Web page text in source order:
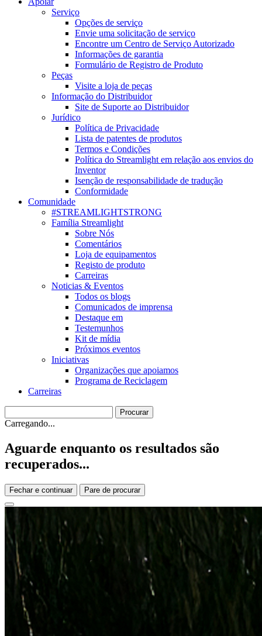
Serviço
Opções de serviço
Envie uma solicitação de serviço
Encontre um Centro de Serviço Autorizado
Informações de garantia
Formulário de Registro de Produto
Peças
Visite a loja de peças
Informação do Distribuidor
Site de Suporte ao Distribuidor
Jurídico
Política de Privacidade
Lista de patentes de produtos
Termos e Condições
Política do Streamlight em relação aos envios do
Inventor
Isenção de responsabilidade de tradução
Conformidade
Comunidade
#STREAMLIGHTSTRONG
Família Streamlight
Sobre Nós
Comentários
Loja de equipamentos
Registo de produto
Carreiras
Noticias & Eventos
Todos os blogs
Comunicados de imprensa
Destaque em
Testemunhos
Kit de mídia
Próximos eventos
Iniciativas
Organizações que apoiamos
Programa de Reciclagem
Carreiras
Carregando...
Aguarde enquanto os resultados são
recuperados...
Fechar e continuar Pare de procurar